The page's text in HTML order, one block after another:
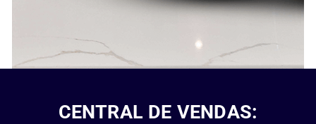
CENTRAL DE VENDAS: